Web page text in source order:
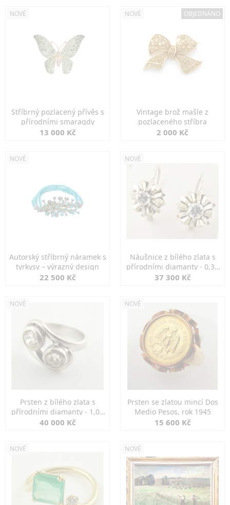
NOVÉ
Stříbrný pozlacený přívěs s
přírodními smaragdy
13 000 Kč
NOVÉ OBJEDNÁNO
Vintage brož mašle z
pozlaceného stříbra
2 000 Kč
NOVÉ
Autorský stříbrný náramek s
tyrkysy – výrazný design
22 500 Kč
NOVÉ
Náušnice z bílého zlata s
přírodními diamanty - 0,30
ct
37 300 Kč
NOVÉ
Prsten z bílého zlata s
přírodními diamanty - 1,00
ct
40 000 Kč
NOVÉ
Prsten se zlatou mincí Dos
Medio Pesos, rok 1945
15 600 Kč
NOVÉ NOVÉ